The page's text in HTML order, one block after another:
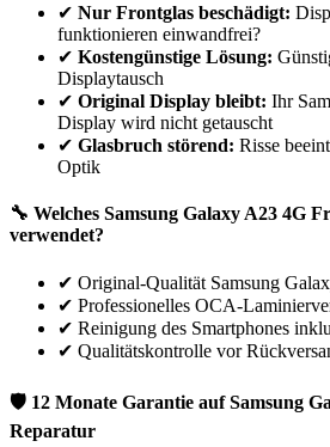
✔ Nur Frontglas beschädigt:
funktionieren einwandfrei?
✔ Kostengünstige Lösung:
Displaytausch
✔ Original Display bleibt: Ihr
Display wird nicht getauscht
✔ Glasbruch störend: Risse
Optik
🔧 Welches Samsung Galaxy A23 4G
verwendet?
✔ Original-Qualität Samsung
✔ Professionelles OCA-
✔ Reinigung des Smartphones
✔ Qualitätskontrolle vor
🛡 12 Monate Garantie aufSamsung
Reparatur